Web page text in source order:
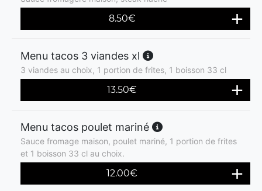
8.50€
Menu tacos 3 viandes xl
3 viandes au choix, 1 portion de frites, 1 boisson 33 cl
13.50€
Menu tacos poulet mariné
Sauce fromage maison, poulet mariné, 1 portion de frites
et 1 boisson 33 cl au choix.
12.00€